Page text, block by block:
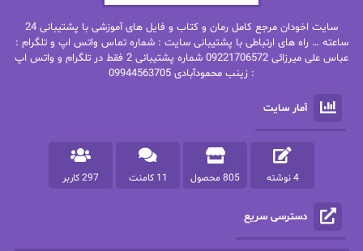
بیتا فرخی
پاتریشیا ویلسون پرتو فرهمند
پرستو اسحقی
پرستو مهاجر
پرهام رسولی
پروانه قدیمی پروانه محمدی
پریسا شکور(طوفان خاموش)
سایت اخودان مرجع کامل رمان و کتاب و فایل های آموزشی با پشتیبانی 24
ساعته … راه های ارتباطی با پشتیبانی سایت : شماره تماس واتس اپ و تلگرام :
عباس علی میرزائی 09221706572 شماره پشتیبانی 2 فقط در تلگرام و واتس اپ
: زینب محمودآبادی 09944563705
آمار سایت
4 نوشته 805 محصول 11 کامنت 297 کاربر
دسترسی سریع